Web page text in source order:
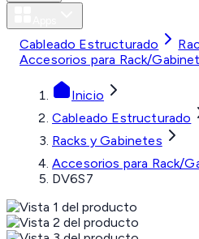
Cableado Estructurado
Accesorios para Rack/
Inicio
Cableado Estructurado
Racks y Gabinetes
Accesorios para Rack/
DV6S7